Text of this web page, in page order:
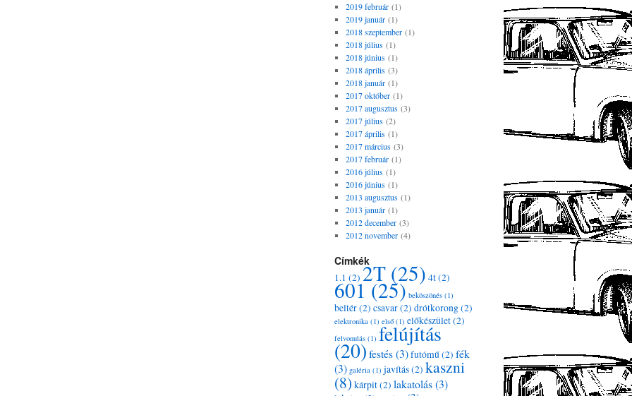
2019 február(1)
2019 január(1)
2018 szeptember(1)
2018 július(1)
2018 június(1)
2018 április(3)
2018 január(1)
2017 október(1)
2017 augusztus(3)
2017 július(2)
2017 április(1)
2017 március(3)
2017 február(1)
2016 július(1)
2016 június(1)
2013 augusztus(1)
2013 január(1)
2012 december(3)
2012 november(4)
Címkék
1.1 (2) 2T (25) 4t(2)
601(25) beköszönés (1)
beltér(2) csavar(2) drótkorong(2)
elektronika (1) első(1) előkészület(2)
felvonulás (1) felújítás
(20)festés(3)futómű(2) fék
(3) galéria (1) javítás(2) kaszni
(8)kárpit(2) lakatolás(3)